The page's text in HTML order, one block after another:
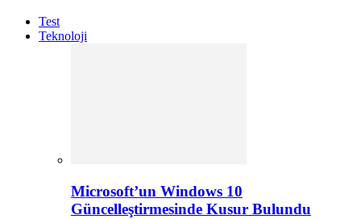
Test
Teknoloji
Microsoft’un Windows 10
Güncelleştirmesinde Kusur Bulundu